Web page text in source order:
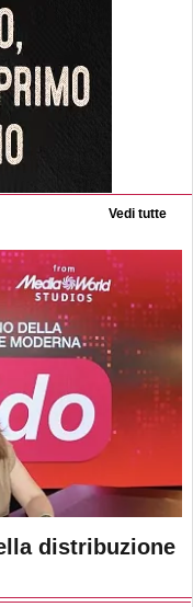
Vedi tutte
distribuzione